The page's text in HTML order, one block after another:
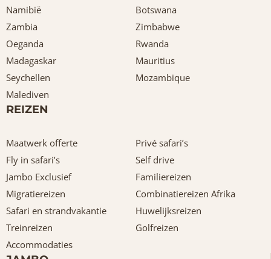
Namibië
Botswana
Zambia
Zimbabwe
Oeganda
Rwanda
Madagaskar
Mauritius
Seychellen
Mozambique
Malediven
REIZEN
Maatwerk offerte
Privé safari’s
Fly in safari’s
Self drive
Jambo Exclusief
Familiereizen
Migratiereizen
Combinatiereizen Afrika
Safari en strandvakantie
Huwelijksreizen
Treinreizen
Golfreizen
Accommodaties